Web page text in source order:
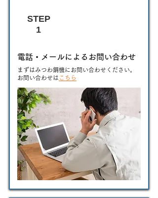
STEP
1
電話・メールによるお問い合わせ
まずはみつわ鋼機にお問い合わせください。
​お問い合わせは こちら